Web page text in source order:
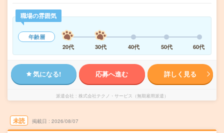
職場の雰囲気
年齢層
20代
30代 40代 50代 60代
気になる! 応募へ進む 詳しく見る
派遣会社 株式会社テクノ・サービス（無期雇用派遣）
未読 掲載日 2026/08/07